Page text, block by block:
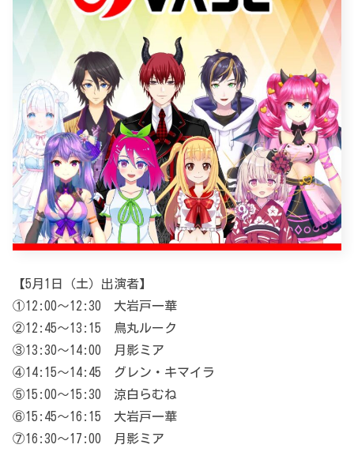
【5月1日（土）出演者】
①12:00～12:30 大岩戸一華
②12:45～13:15 鳥丸ルーク
③13:30～14:00 月影ミア
④14:15～14:45 グレン・キマイラ
⑤15:00～15:30 涼白らむね
⑥15:45～16:15 大岩戸一華
⑦16:30～17:00 月影ミア